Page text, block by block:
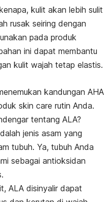
kulit akan lebih sulit
rusak seiring dengan
pada produk
ini dapat membantu
kulit wajah tetap elastis.
kandungan AHA
skin care rutin Anda.
tentang ALA?
jenis asam yang
tubuh. Ya, tubuh Anda
sebagai antioksidan
ALA disinyalir dapat